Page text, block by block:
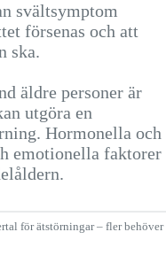
svältsymptom
försenas och att
ska.
äldre personer är
utgöra en
Hormonella och
emotionella faktorer
för ätstörningar – fler behöver